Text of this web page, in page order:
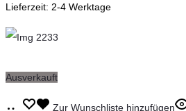
Optionen
können
der
Lieferzeit: 2-4 Werktage
Ausverkauft
Ausführung
Dieses
Zur Wunschliste hinzufügen